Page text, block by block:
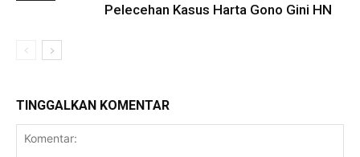
Pelecehan Kasus Harta Gono Gini HN
TINGGALKAN KOMENTAR